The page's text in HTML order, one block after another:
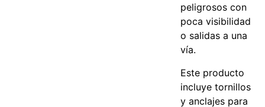
peligrosos con
poca visibilidad
o salidas a una
vía.
Este producto
incluye tornillos
y anclajes para